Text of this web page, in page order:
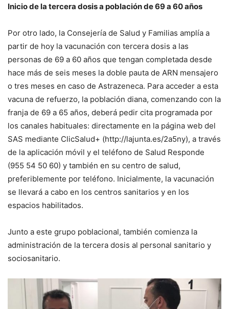
Inicio de la tercera dosis a población de 69 a 60 años
Por otro lado, la Consejería de Salud y Familias amplía a
partir de hoy la vacunación con tercera dosis a las
personas de 69 a 60 años que tengan completada desde
hace más de seis meses la doble pauta de ARN mensajero
o tres meses en caso de Astrazeneca. Para acceder a esta
vacuna de refuerzo, la población diana, comenzando con la
franja de 69 a 65 años, deberá pedir cita programada por
los canales habituales: directamente en la página web del
SAS mediante ClicSalud+ (http://lajunta.es/2a5ny), a través
de la aplicación móvil y el teléfono de Salud Responde
(955 54 50 60) y también en su centro de salud,
preferiblemente por teléfono. Inicialmente, la vacunación
se llevará a cabo en los centros sanitarios y en los
espacios habilitados.
Junto a este grupo poblacional, también comienza la
administración de la tercera dosis al personal sanitario y
sociosanitario.